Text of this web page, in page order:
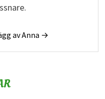
av Anna →